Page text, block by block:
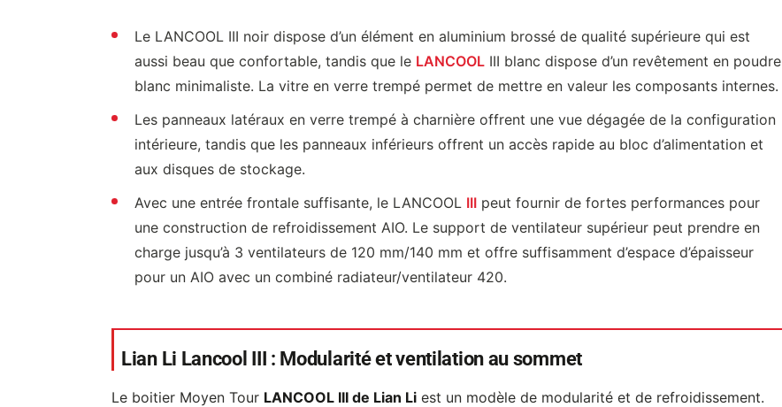
Le LANCOOL III noir dispose d’un élément en aluminium brossé de qualité supérieure qui est
aussi beau que confortable, tandis que le LANCOOL III blanc dispose d’un revêtement en poudre
blanc minimaliste. La vitre en verre trempé permet de mettre en valeur les composants internes.
Les panneaux latéraux en verre trempé à charnière offrent une vue dégagée de la configuration
intérieure, tandis que les panneaux inférieurs offrent un accès rapide au bloc d’alimentation et
aux disques de stockage.
Avec une entrée frontale suffisante, le LANCOOL III peut fournir de fortes performances pour
une construction de refroidissement AIO. Le support de ventilateur supérieur peut prendre en
charge jusqu’à 3 ventilateurs de 120 mm/140 mm et offre suffisamment d’espace d’épaisseur
pour un AIO avec un combiné radiateur/ventilateur 420.
Lian Li Lancool III : Modularité et ventilation au sommet
Le boitier Moyen Tour LANCOOL III de Lian Li est un modèle de modularité et de refroidissement.